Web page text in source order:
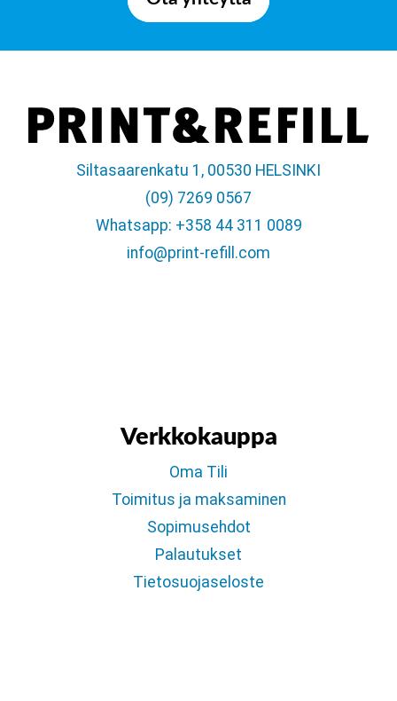
Siltasaarenkatu 1, 00530 HELSINKI
(09) 7269 0567
Whatsapp: +358 44 311 0089
info@print-refill.com
Verkkokauppa
Oma Tili
Toimitus ja maksaminen
Sopimusehdot
Palautukset
Tietosuojaseloste